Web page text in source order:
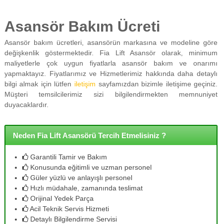
Asansör Bakım Ücreti
Asansör bakım ücretleri, asansörün markasına ve modeline göre
değişkenlik göstermektedir. Fia Lift Asansör olarak, minimum
maliyetlerle çok uygun fiyatlarla asansör bakım ve onarımı
yapmaktayız. Fiyatlarımız ve Hizmetlerimiz hakkında daha detaylı
bilgi almak için lütfen iletişim sayfamızdan bizimle iletişime geçiniz.
Müşteri temsilcilerimiz sizi bilgilendirmekten memnuniyet
duyacaklardır.
Neden Fia Lift Asansörü Tercih Etmelisiniz ?
Garantili Tamir ve Bakım
Konusunda eğitimli ve uzman personel
Güler yüzlü ve anlayışlı personel
Hızlı müdahale, zamanında teslimat
Orijinal Yedek Parça
Acil Teknik Servis Hizmeti
Detaylı Bilgilendirme Servisi